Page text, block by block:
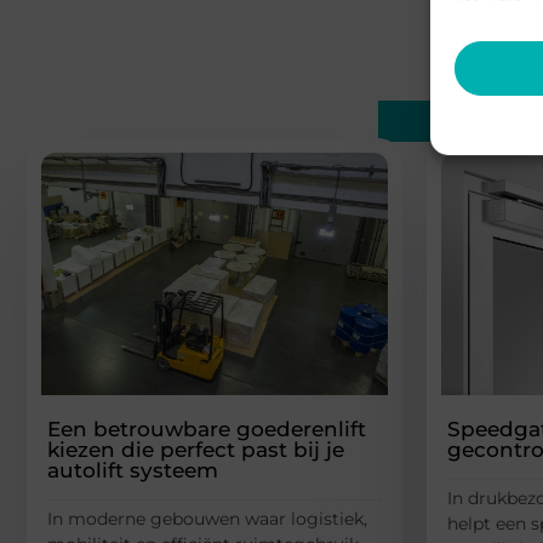
Een betrouwbare goederenlift
kiezen die perfect past bij je
autolift systeem
In moderne gebouwen waar logistiek,
In
helpt een